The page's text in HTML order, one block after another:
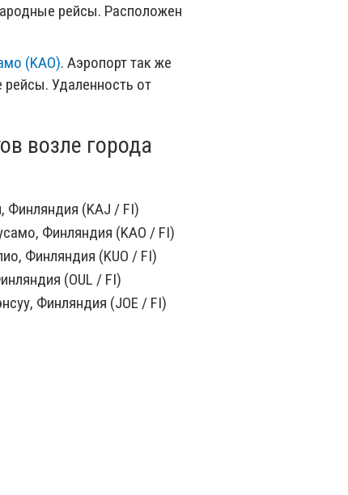
рейсы. Расположен
(KAO). Аэропорт так же
Удаленность от
возле города
Финляндия (KAJ / FI)
Финляндия (KAO / FI)
Финляндия (KUO / FI)
(OUL / FI)
Финляндия (JOE / FI)